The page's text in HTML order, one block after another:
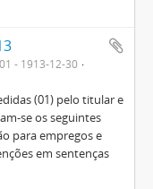
- 1913-12-30
(01) pelo titular e
se os seguintes
para empregos e
em sentenças